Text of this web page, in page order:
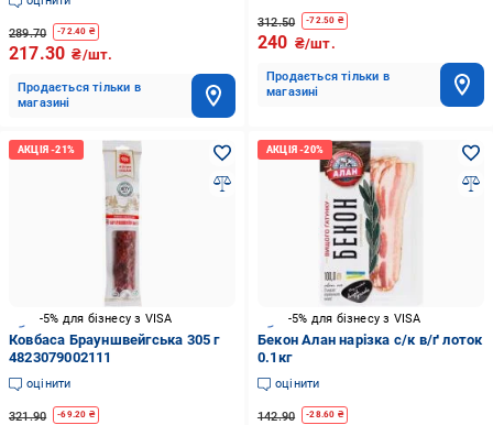
289.70 -72.40 ₴
217.30 ₴/шт.
Продається тільки в
магазині
312.50 -72.50 ₴
240 ₴/шт.
Продається тільки в
магазині
-5% для бізнесу з VISA
Ковбаса Брауншвейгська 305 г
4823079002111
оцінити
321.90 -69.20 ₴
-5% для бізнесу з VISA
Бекон Алан нарізка с/к в/ґ лоток
0.1кг
оцінити
142.90 -28.60 ₴